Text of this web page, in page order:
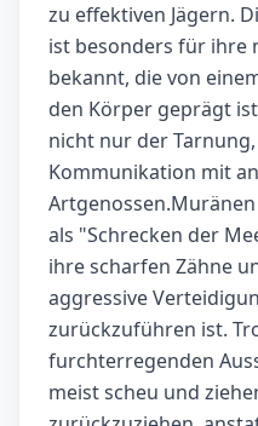
zu effektiven Jägern.
ist besonders für ihre
bekannt, die von
den Körper geprägt
nicht nur der
Kommunikation mit
als "Schrecken der
ihre scharfen Zähne
aggressive
zurückzuführen ist.
furchterregenden
meist scheu und